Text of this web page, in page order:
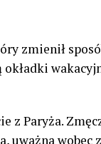
zmienił
z Paryża.
uważna wobec